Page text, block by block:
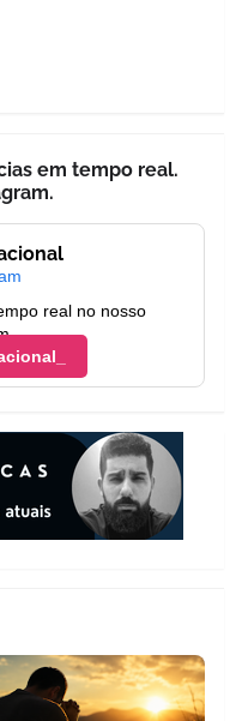
em tempo real.
real no nosso